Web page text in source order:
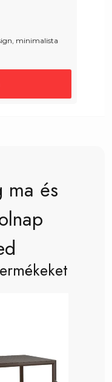
minimalista
ma és